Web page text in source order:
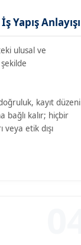
Yapış Anlayışı
ulusal ve
kayıt düzeni
bağlı kalır; hiçbir
veya etik dışı